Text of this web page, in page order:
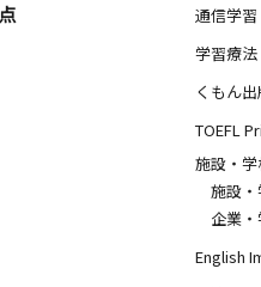
通信学習
学習療
くもん出
TOEFL
施設・
施設
企業
English